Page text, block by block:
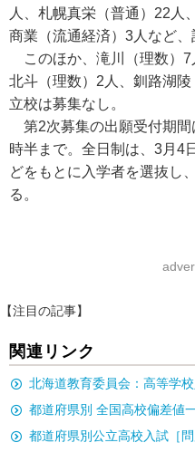
人、札幌真栄（普通）22人
商業（流通経済）3人など、
このほか、滝川（理数）7
北斗（理数）2人、釧路湖
立校は募集なし。
第2次募集の出願受付期間
時半まで。全日制は、3月4
どをもとに入学者を選抜し
る。
【注目の記事】
関連リンク
北海道教育委員会：高等学
都道府県別 全国高校偏差値
都道府県別公立高校入試［問